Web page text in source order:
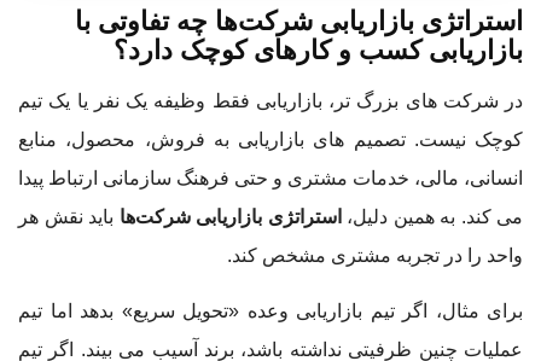
استراتژی بازاریابی شرکت‌ها چه تفاوتی با
بازاریابی کسب و کارهای کوچک دارد؟
در شرکت های بزرگ تر، بازاریابی فقط وظیفه یک نفر یا یک تیم
کوچک نیست. تصمیم های بازاریابی به فروش، محصول، منابع
انسانی، مالی، خدمات مشتری و حتی فرهنگ سازمانی ارتباط پیدا
می کند. به همین دلیل، استراتژی بازاریابی شرکت‌ها باید نقش هر
واحد را در تجربه مشتری مشخص کند.
برای مثال، اگر تیم بازاریابی وعده «تحویل سریع» بدهد اما تیم
عملیات چنین ظرفیتی نداشته باشد، برند آسیب می بیند. اگر تیم